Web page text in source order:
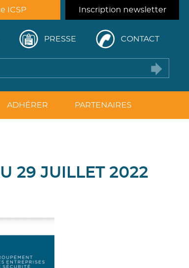
PRESSE CONTACT
ICSP Inscription newsletter
ADHÉRER PARTENAIRES
29 JUILLET 2022